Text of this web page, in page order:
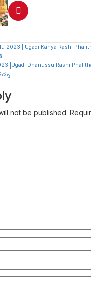
2023 | Ugadi Kanya Rashi
|Ugadi Dhanussu Rashi
not be published.